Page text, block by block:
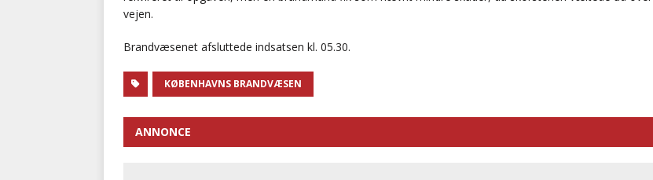
vejen.
Brandvæsenet afsluttede indsatsen kl. 05.30.
KØBENHAVNS BRANDVÆSEN
ANNONCE